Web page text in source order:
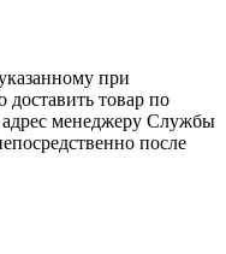
при
доставить товар по
менеджеру Службы
после